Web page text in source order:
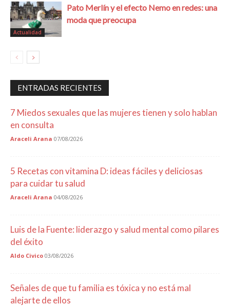
Actualidad
Pato Merlín y el efecto Nemo en redes: una
moda que preocupa
ENTRADAS RECIENTES
7 Miedos sexuales que las mujeres tienen y solo hablan
en consulta
Araceli Arana 07/08/2026
5 Recetas con vitamina D: ideas fáciles y deliciosas
para cuidar tu salud
Araceli Arana 04/08/2026
Luis de la Fuente: liderazgo y salud mental como pilares
del éxito
Aldo Civico 03/08/2026
Señales de que tu familia es tóxica y no está mal
alejarte de ellos